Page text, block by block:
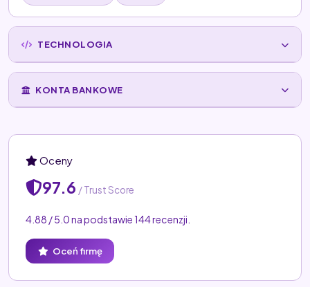
TECHNOLOGIA
KONTA BANKOWE
Oceny
97.6 / Trust Score
4.88 / 5.0 na podstawie 144 recenzji.
Oceń firmę